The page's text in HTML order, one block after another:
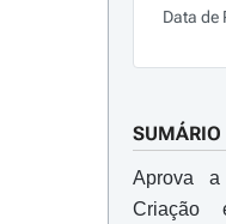
Data de
SUMÁRIO
Aprova
Criação